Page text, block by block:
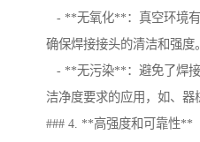
- **无氧化**：真空环境有
确保焊接接头的清洁和强度。
- **无污染**：避免了焊
洁净度要求的应用，如、器
### 4. **高强度和可靠性**